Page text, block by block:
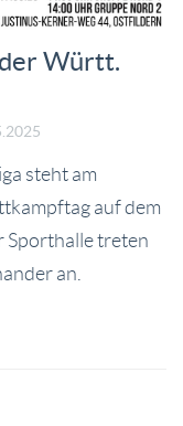
Württ.
steht am
auf dem
Sporthalle treten
an.